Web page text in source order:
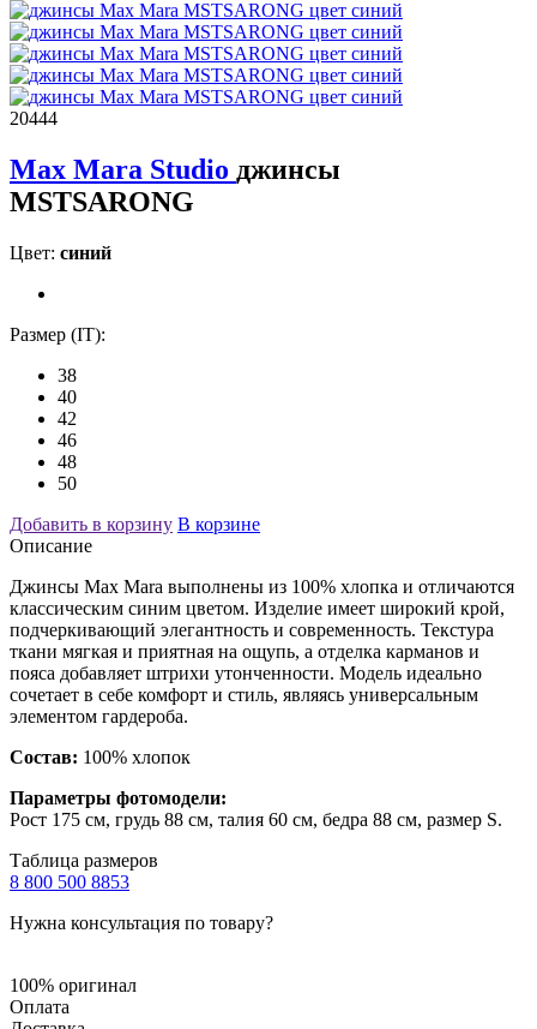
20444
Max Mara Studio джинсы
MSTSARONG
Цвет: синий
Размер (IT):
38
40
42
46
48
50
Добавить в корзину В корзине
Описание
Джинсы Max Mara выполнены из 100% хлопка и отличаются
классическим синим цветом. Изделие имеет широкий крой,
подчеркивающий элегантность и современность. Текстура
ткани мягкая и приятная на ощупь, а отделка карманов и
пояса добавляет штрихи утонченности. Модель идеально
сочетает в себе комфорт и стиль, являясь универсальным
элементом гардероба.
Состав: 100% хлопок
Параметры фотомодели:
Рост 175 см, грудь 88 см, талия 60 см, бедра 88 см, размер S.
Таблица размеров
8 800 500 8853
Нужна консультация по товару?
100% оригинал
Оплата